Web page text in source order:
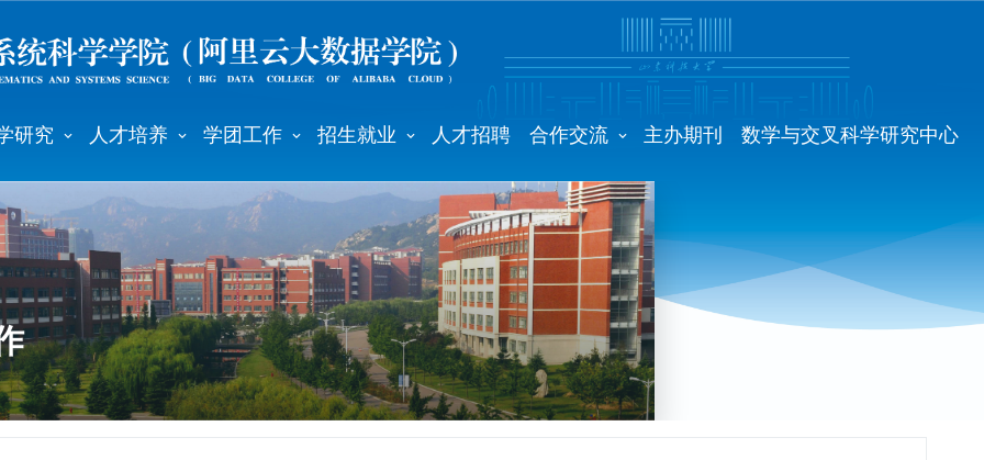
研究 人才培养 学团工作 招生就业 人才招聘 合作交流 主办期刊 数学与交叉科学研究中心